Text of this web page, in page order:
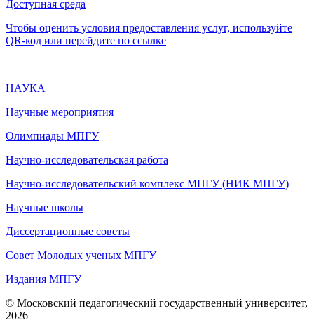
Доступная среда
Чтобы оценить условия предоставления услуг, используйте
QR-код или перейдите по ссылке
НАУКА
Научные мероприятия
Олимпиады МПГУ
Научно-исследовательская работа
Научно-исследовательский комплекс МПГУ (НИК МПГУ)
Научные школы
Диссертационные советы
Совет Молодых ученых МПГУ
Издания МПГУ
© Московский педагогический государственный университет,
2026